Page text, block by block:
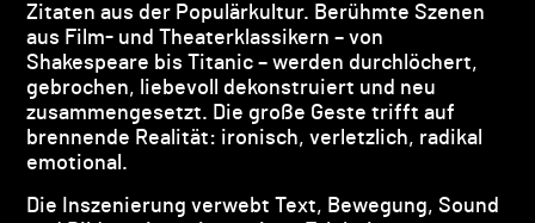
Zitaten aus der Populärkultur. Berühmte Szenen
aus Film- und Theaterklassikern – von
Shakespeare bis Titanic – werden durchlöchert,
gebrochen, liebevoll dekonstruiert und neu
zusammengesetzt. Die große Geste trifft auf
brennende Realität: ironisch, verletzlich, radikal
emotional.
Die Inszenierung verwebt Text, Bewegung, Sound